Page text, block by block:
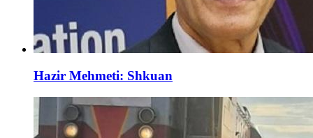
Hazir Mehmeti: Shkuan